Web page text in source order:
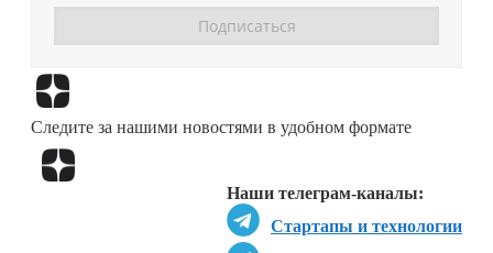
Следите за нашими новостями в удобном формате
Наши телеграм-каналы:
Стартапы и технологии